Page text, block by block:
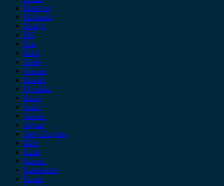
Daewoo
Daihatsu
Dodge
DS
Fiat
Ford
Geely
Gonow
Honda
Hyundai
Isuzu
iveco
Jaecoo
Jaguar
Jeep Chrysler
KIA
Lada
Lancia
Leapmotor
Lexus